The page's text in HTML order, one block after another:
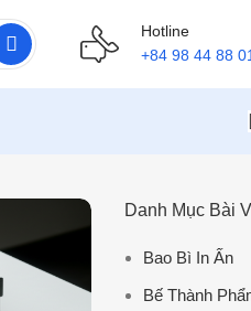
Hotline
+84 98 44 88
Danh Mục Bài
Bao Bì In Ấn
Bế Thành